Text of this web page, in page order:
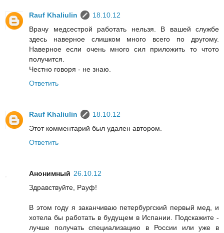
Rauf Khaliulin
18.10.12
Врачу медсестрой работать нельзя. В вашей службе
здесь наверное слишком много всего по другому.
Наверное если очень много сил приложить то чтото
получится.
Честно говоря - не знаю.
Ответить
Rauf Khaliulin
18.10.12
Этот комментарий был удален автором.
Ответить
Анонимный 26.10.12
Здравствуйте, Рауф!
В этом году я заканчиваю петербургский первый мед, и
хотела бы работать в будущем в Испании. Подскажите -
лучше получать специализацию в России или уже в